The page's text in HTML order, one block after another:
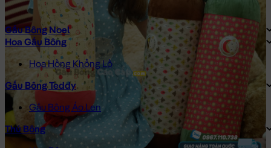
Gấu Bông Noel
Hoa Gấu Bông
Hoa Hồng Khổng Lồ
Gấu Bông Teddy
Gấu Bông Áo Len
Thú Bông